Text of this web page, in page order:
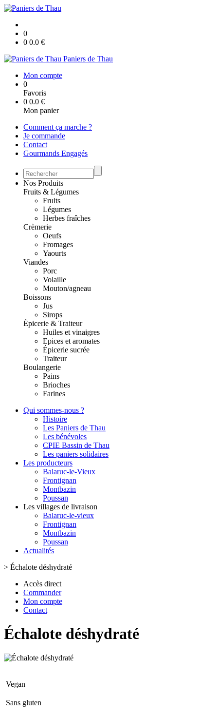
0
0 0.0 €
Paniers de Thau
Mon compte
0
Favoris
0 0.0 €
Mon panier
Comment ça marche ?
Je commande
Contact
Gourmands Engagés
Nos Produits
Fruits & Légumes
Fruits
Légumes
Herbes fraîches
Crèmerie
Oeufs
Fromages
Yaourts
Viandes
Porc
Volaille
Mouton/agneau
Boissons
Jus
Sirops
Épicerie & Traiteur
Huiles et vinaigres
Epices et aromates
Épicerie sucrée
Traiteur
Boulangerie
Pains
Brioches
Farines
Qui sommes-nous ?
Histoire
Les Paniers de Thau
Les bénévoles
CPIE Bassin de Thau
Les paniers solidaires
Les producteurs
Balaruc-le-Vieux
Frontignan
Montbazin
Poussan
Les villages de livraison
Balaruc-le-vieux
Frontignan
Montbazin
Poussan
Actualités
> Échalote déshydraté
Accès direct
Commander
Mon compte
Contact
Échalote déshydraté
Vegan
Sans gluten